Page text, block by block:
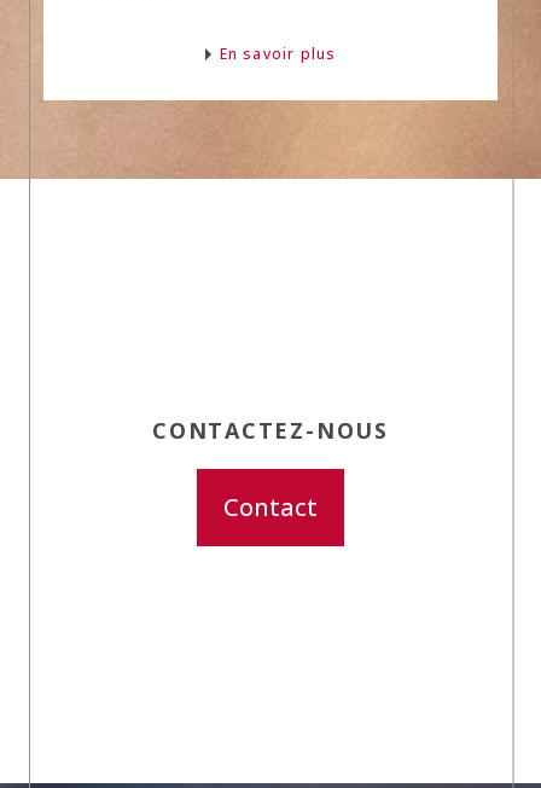
En savoir plus
CONTACTEZ-NOUS
Contact